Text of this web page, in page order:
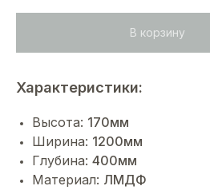
В корзину
Характеристики:
Высота: 170мм
Ширина: 1200мм
Глубина: 400мм
Материал: ЛМДФ